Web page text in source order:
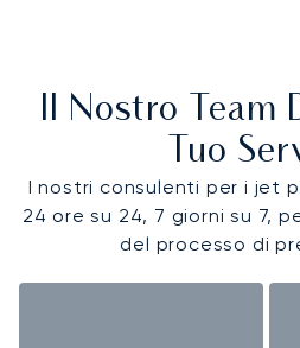
Il Nostro Team
Tuo
I nostri consulenti per i jet
24 ore su 24, 7 giorni su 7,
del processo di